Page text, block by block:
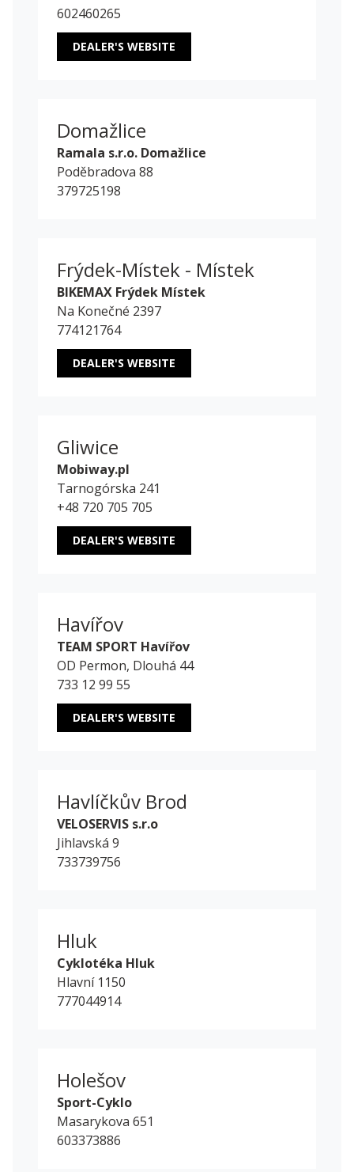
602460265
DEALER'S WEBSITE
Domažlice
Ramala s.r.o. Domažlice
Poděbradova 88
379725198
Frýdek-Místek - Místek
BIKEMAX Frýdek Místek
Na Konečné 2397
774121764
DEALER'S WEBSITE
Gliwice
Mobiway.pl
Tarnogórska 241
+48 720 705 705
DEALER'S WEBSITE
Havířov
TEAM SPORT Havířov
OD Permon, Dlouhá 44
733 12 99 55
DEALER'S WEBSITE
Havlíčkův Brod
VELOSERVIS s.r.o
Jihlavská 9
733739756
Hluk
Cyklotéka Hluk
Hlavní 1150
777044914
Holešov
Sport-Cyklo
Masarykova 651
603373886